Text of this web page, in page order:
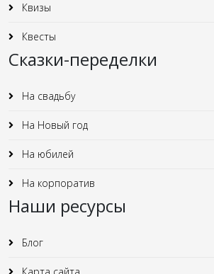
Квизы
Квесты
Сказки-переделки
На свадьбу
На Новый год
На юбилей
На корпоратив
Наши ресурсы
Блог